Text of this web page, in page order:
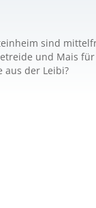
sind
und Mais
aus der Leibi?